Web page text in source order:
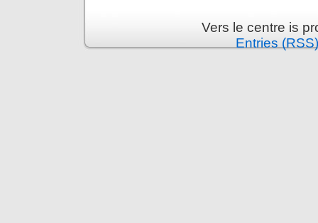
Vers le centre is
Entries (RSS)